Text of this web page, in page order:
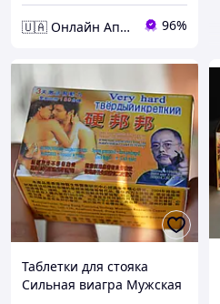
🇺🇦 Онлайн Аптека 24/7 💙 96%
Таблетки для стояка
Сильная виагра Мужская